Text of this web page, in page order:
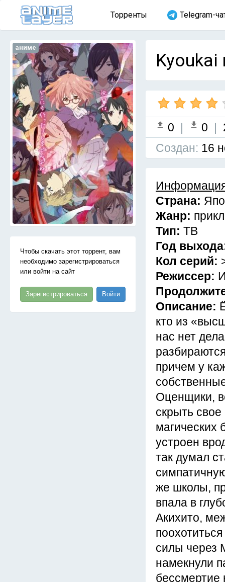
Торренты Telegram-
аниме
Чтобы скачать этот торрент, вам
необходимо зарегистрироваться
или войти на сайт
Зарегистрироваться Войти
0 | 0 |
Cоздан: 16
Страна:
Жанр:
Тип: ТВ
Год
Кол серий:
Режиссер:
Описание:
кто из
нас нет
причем у
Оценщики,
скрыть
магических
устроен
так думал
же школы,
впала в
Акихито,
силы через
намекнули
бессмертие